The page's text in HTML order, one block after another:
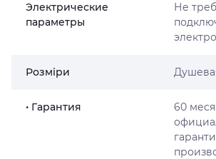
Электрические
параметры
Не
Розміри
• Гарантия
60